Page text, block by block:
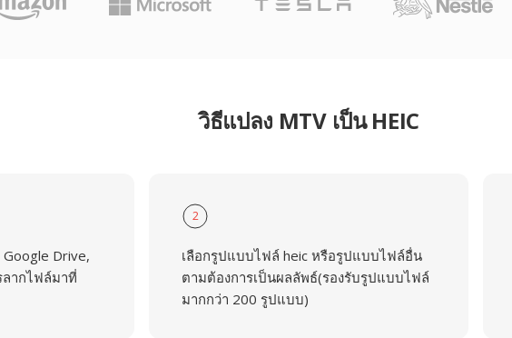
วิธีแปลง MTV เป็น HEIC
Drive,
ลากไฟล์มาที่
2
เลือกรูปแบบไฟล์ heic หรือรูปแบบไฟล์อื่น
ตามต้องการเป็นผลลัพธ์(รองรับรูปแบบไฟล์
มากกว่า 200 รูปแบบ)